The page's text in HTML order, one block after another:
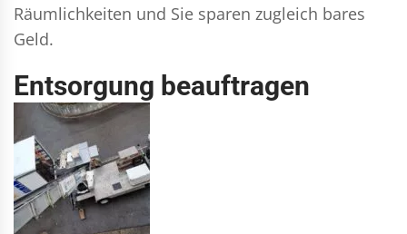
Räumlichkeiten und Sie sparen zugleich bares
Geld.
Entsorgung beauftragen